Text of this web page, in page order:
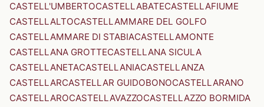
CASTELL'UMBERTOCASTELLABATECASTELLAFIUME
CASTELLALTOCASTELLAMMARE DEL GOLFO
CASTELLAMMARE DI STABIACASTELLAMONTE
CASTELLANA GROTTECASTELLANA SICULA
CASTELLANETACASTELLANIACASTELLANZA
CASTELLARCASTELLAR GUIDOBONOCASTELLARANO
CASTELLAROCASTELLAVAZZOCASTELLAZZO BORMIDA